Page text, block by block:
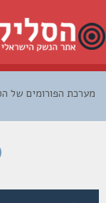
הפורומים של הסליק